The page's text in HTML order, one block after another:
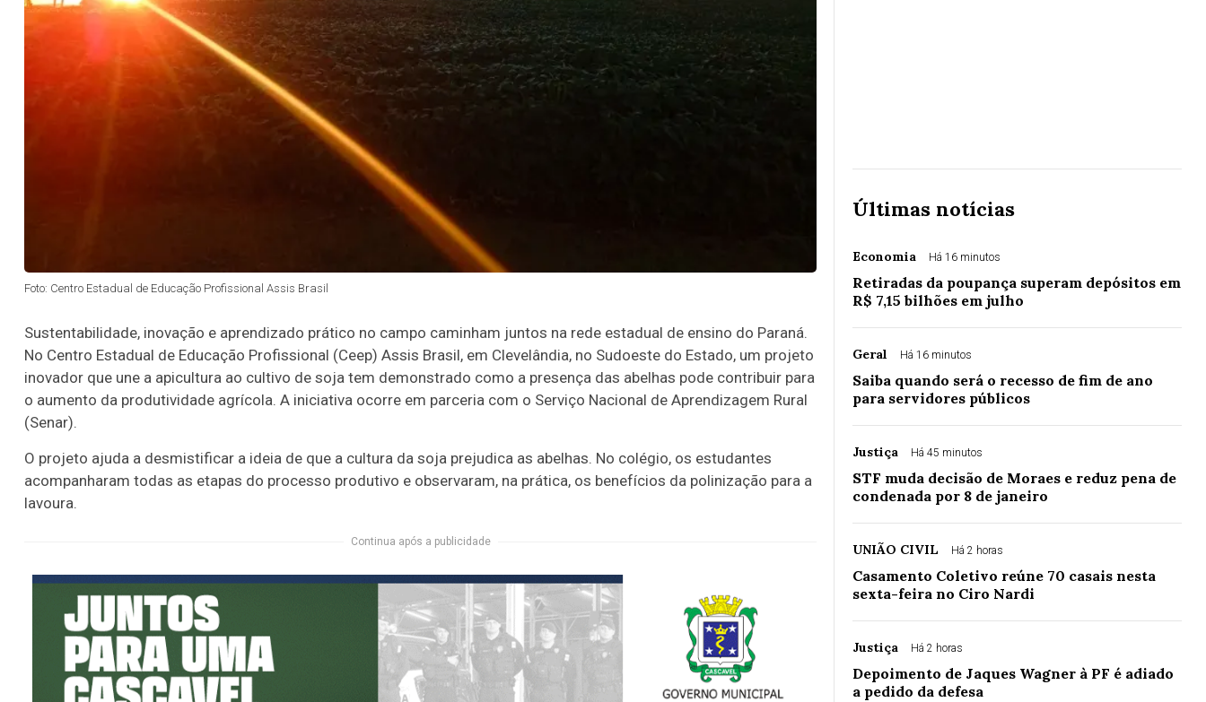
Foto: Centro Estadual de Educação Profissional Assis Brasil
Sustentabilidade, inovação e aprendizado prático no campo caminham juntos na rede estadual de ensino do Paraná.
No Centro Estadual de Educação Profissional (Ceep) Assis Brasil, em Clevelândia, no Sudoeste do Estado, um projeto
inovador que une a apicultura ao cultivo de soja tem demonstrado como a presença das abelhas pode contribuir para
o aumento da produtividade agrícola. A iniciativa ocorre em parceria com o Serviço Nacional de Aprendizagem Rural
(Senar).
O projeto ajuda a desmistificar a ideia de que a cultura da soja prejudica as abelhas. No colégio, os estudantes
acompanharam todas as etapas do processo produtivo e observaram, na prática, os benefícios da polinização para a
lavoura.
Continua após a publicidade
Últimas notícias
Economia Há 16 minutos
Retiradas da poupança superam depósitos em
R$ 7,15 bilhões em julho
Geral Há 16 minutos
Saiba quando será o recesso de fim de ano
para servidores públicos
Justiça Há 45 minutos
STF muda decisão de Moraes e reduz pena de
condenada por 8 de janeiro
UNIÃO CIVIL Há 2 horas
Casamento Coletivo reúne 70 casais nesta
sexta-feira no Ciro Nardi
Justiça Há 2 horas
Depoimento de Jaques Wagner à PF é adiado
a pedido da defesa